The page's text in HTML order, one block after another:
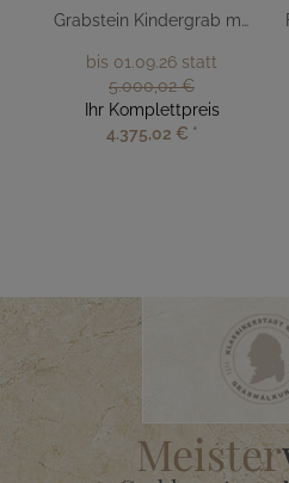
Grabstein Kindergrab mit Sternen
bis 01.09.26 statt
5.000,02 €
Ihr Komplettpreis
4.375,02 € *
Meister